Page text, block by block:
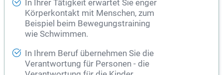
In Ihrer Tätigkeit erwartet Sie enger
Körperkontakt mit Menschen, zum
Beispiel beim Bewegungstraining
wie Schwimmen.
In Ihrem Beruf übernehmen Sie die
Verantwortung für Personen - die